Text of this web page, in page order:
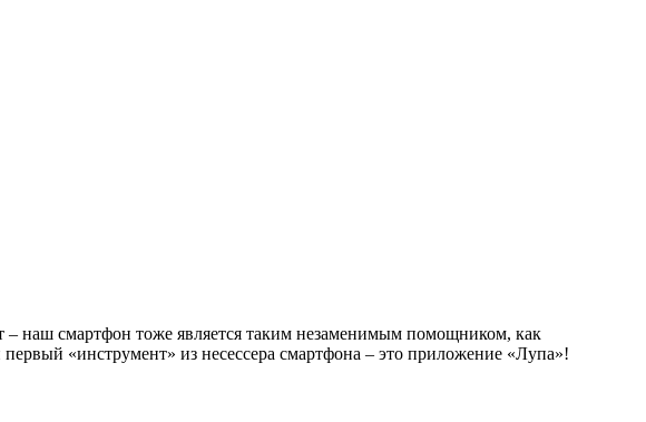
наш смартфон тоже является таким незаменимым помощником, как
«инструмент» из несессера смартфона – это приложение «Лупа»!